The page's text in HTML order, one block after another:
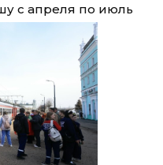
с апреля по июль